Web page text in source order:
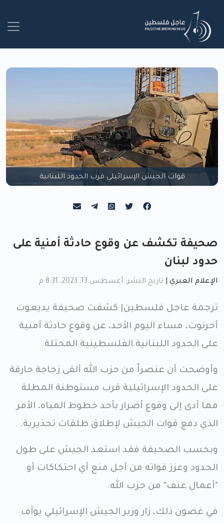
قوات الجيش الإسرائيلي قرب الحدود اللبنانية
صحيفة تكشف عن وقوع حادثة أمنية على
حدود لبنان
الإعلام العبري تاريخ النشر: أغسطس 13, 2023, 8:31 م
ترجمة عاجل فلسطين| كشفت صحيفة يديعوت
أحرنوت، مساء اليوم الأحد، عن وقوع حادثة أمنية
على الحدود اللبنانية الفلسطينية المحتلة.
وأوضحت أن عنصراً من حزب الله ألقى زجاجة حارقة
على الحدود الإسرائيلية قرب مستوطنة المطلة
مما أدى إلى وقوع أضرار بأحد خطوط المياه، الأمر
الذي دفع قوات الجيش لإطلاق طلقات تحذيرية.
وبحسب الصحيفة فقد استعد الجيش على طول
الحدود وعزز قواته من أجل منع أي احتكاكات أو
"أعمال عنف" من حزب الله.
في غضون ذلك، زار وزير الجيش الإسرائيلي يوآف